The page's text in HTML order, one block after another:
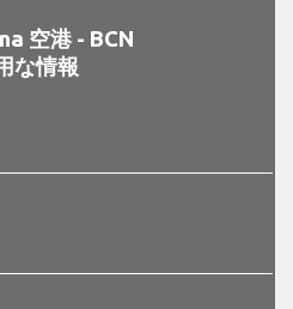
空港 - BCN
な情報